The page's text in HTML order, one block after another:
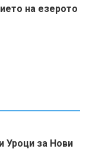
на езерото
Уроци за Нови